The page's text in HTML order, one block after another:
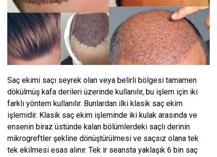
Saç ekimi saçı seyrek olan veya belirli bölgesi tamamen
dökülmüş kafa derileri üzerinde kullanılır, bu işlem için iki
farklı yöntem kullanılır. Bunlardan ilki klasik saç ekim
işlemidir. Klasik saç ekim işleminde iki kulak arasında ve
ensenin biraz üstünde kalan bölümlerdeki saçlı derinin
mikrogreftler şekline dönüştürülmesi ve saçsız olana tek
tek ekilmesi esas alınır. Tek ir seansta yaklaşık 6 bin saç